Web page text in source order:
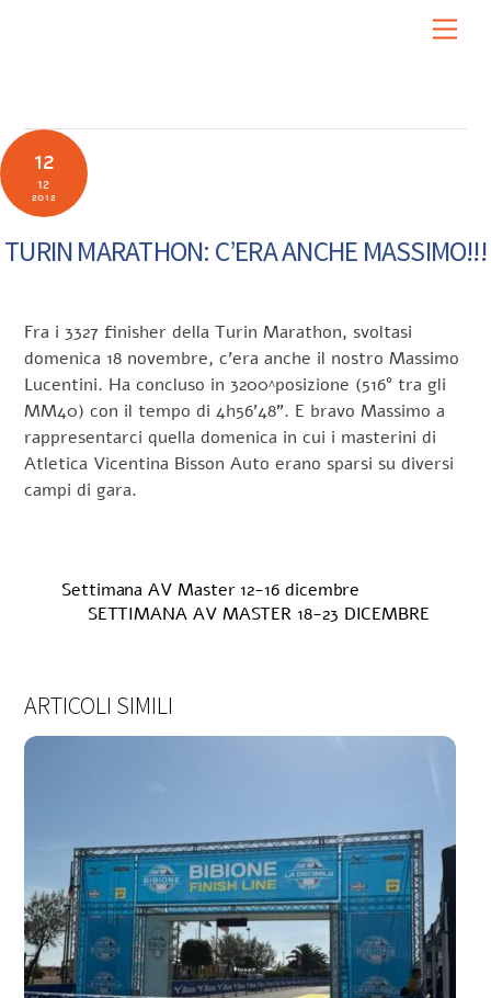
12
12
2012
TURIN MARATHON: C’ERA ANCHE MASSIMO!!!
Fra i 3327 finisher della Turin Marathon, svoltasi
domenica 18 novembre, c’era anche il nostro Massimo
Lucentini. Ha concluso in 3200^posizione (516° tra gli
MM40) con il tempo di 4h56’48”. E bravo Massimo a
rappresentarci quella domenica in cui i masterini di
Atletica Vicentina Bisson Auto erano sparsi su diversi
campi di gara.
Settimana AV Master 12-16 dicembre
SETTIMANA AV MASTER 18-23 DICEMBRE
ARTICOLI SIMILI